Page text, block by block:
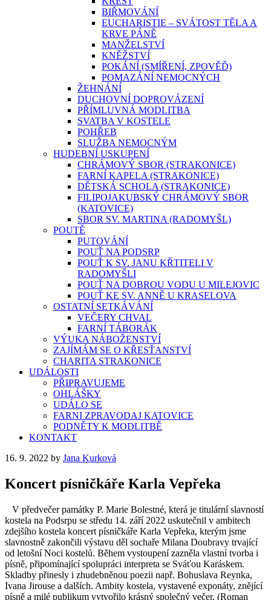
BIŘMOVÁNÍ
EUCHARISTIE – SVÁTOST TĚLA A
KRVE PÁNĚ
MANŽELSTVÍ
KNĚŽSTVÍ
POKÁNÍ (SMÍŘENÍ, ZPOVĚĎ)
POMAZÁNÍ NEMOCNÝCH
ŽEHNÁNÍ
DUCHOVNÍ DOPROVÁZENÍ
PŘÍMLUVNÁ MODLITBA
SVATBA V KOSTELE
POHŘEB
SLUŽBA NEMOCNÝM
HUDEBNÍ USKUPENÍ
CHRÁMOVÝ SBOR (STRAKONICE)
FARNÍ KAPELA (STRAKONICE)
DĚTSKÁ SCHOLA (STRAKONICE)
FILIPOJAKUBSKÝ CHRÁMOVÝ SBOR
(KATOVICE)
SBOR SV. MARTINA (RADOMYŠL)
POUTĚ
PUTOVÁNÍ
POUŤ NA PODSRP
POUŤ K SV. JANU KŘTITELI V
RADOMYŠLI
POUŤ NA DOBROU VODU U MILEJOVIC
POUŤ KE SV. ANNĚ U KRASELOVA
OSTATNÍ SETKÁVÁNÍ
VEČERY CHVAL
FARNÍ TÁBORÁK
VÝUKA NÁBOŽENSTVÍ
ZAJÍMÁM SE O KŘESŤANSTVÍ
CHARITA STRAKONICE
UDÁLOSTI
PŘIPRAVUJEME
OHLÁŠKY
UDÁLO SE
FARNI ZPRAVODAJ KATOVICE
PODNĚTY K MODLITBĚ
KONTAKT
16. 9. 2022 by Jana Kurková
Koncert písničkáře Karla Vepřeka
V předvečer památky P. Marie Bolestné, která je titulární slavností
kostela na Podsrpu se středu 14. září 2022 uskutečnil v ambitech
zdejšího kostela koncert písničkáře Karla Vepřeka, kterým jsme
slavnostně zakončili výstavu děl sochaře Milana Doubravy trvající
od letošní Noci kostelů. Během vystoupení zazněla vlastní tvorba i
písně, připomínající spolupráci interpreta se Sváťou Karáskem.
Skladby přinesly i zhudebněnou poezii např. Bohuslava Reynka,
Ivana Jirouse a dalších. Ambity kostela, vystavené exponáty, znějící
písně a milé publikum vytvořilo krásný společný večer. (Roman